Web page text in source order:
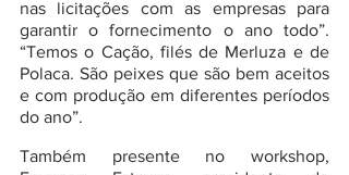
nas licitações com as empresas para
garantir o fornecimento o ano todo”.
“Temos o Cação, filés de Merluza e de
Polaca. São peixes que são bem aceitos
e com produção em diferentes períodos
do ano”.
Também presente no workshop,